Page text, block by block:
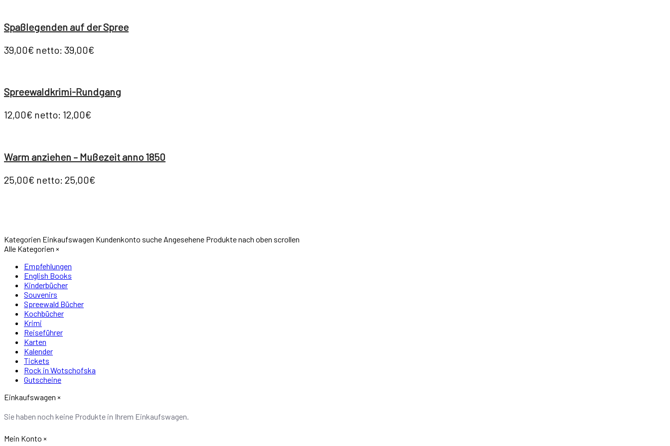
Spaßlegenden auf der Spree
39,00€ netto: 39,00€
Spreewaldkrimi-Rundgang
12,00€ netto: 12,00€
Warm anziehen – Mußezeit anno 1850
25,00€ netto: 25,00€
Kategorien Einkaufswagen Kundenkonto suche Angesehene Produktenach oben scrollen
Alle Kategorien ×
Empfehlungen
English Books
Kinderbücher
Souvenirs
Spreewald Bücher
Kochbücher
Krimi
Reiseführer
Karten
Kalender
Tickets
Rock in Wotschofska
Gutscheine
Einkaufswagen ×
Sie haben noch keine Produkte in Ihrem Einkaufswagen.
Mein Konto ×